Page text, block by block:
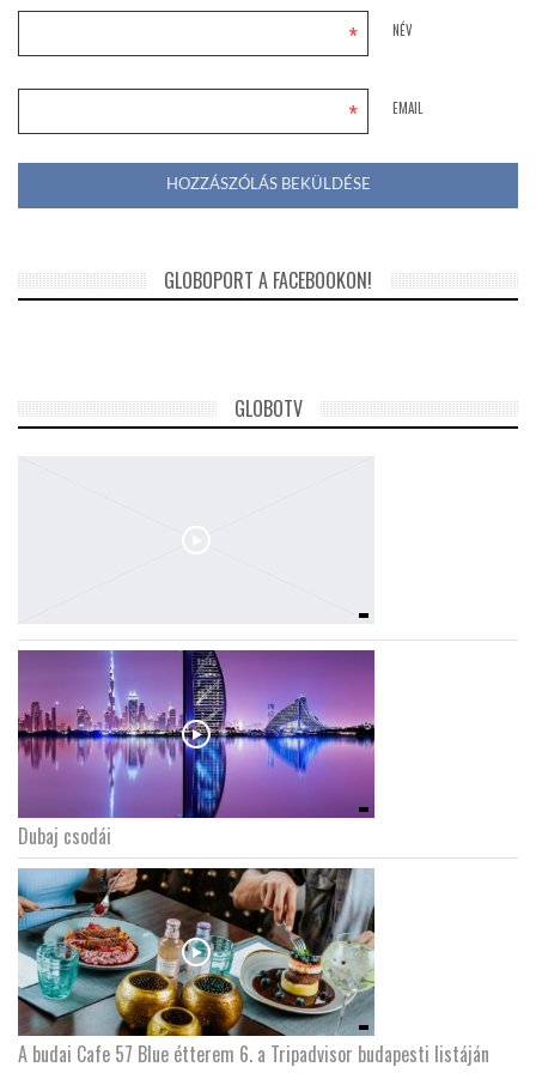
NÉV
*
EMAIL
*
GLOBOPORT A FACEBOOKON!
GLOBOTV
Dubaj csodái
A budai Cafe 57 Blue étterem 6. a Tripadvisor budapesti listáján